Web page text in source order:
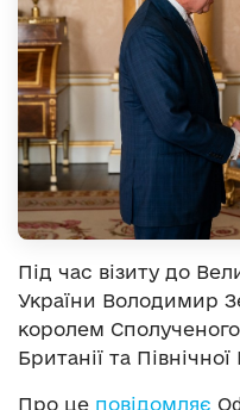
Під час візиту до
України Володимир
королем
Британії та Північної
Про це повідомляє